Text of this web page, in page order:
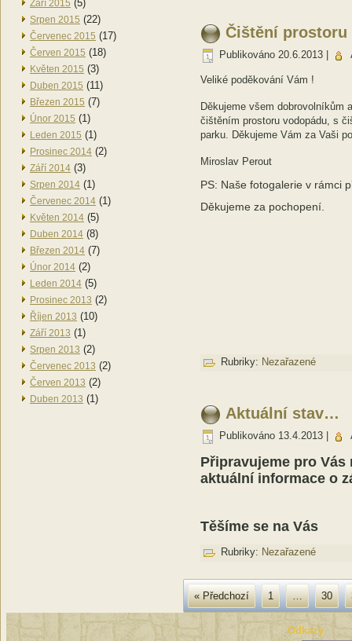
Září 2015 (5)
Srpen 2015 (22)
Červenec 2015 (17)
Červen 2015 (18)
Květen 2015 (3)
Duben 2015 (11)
Březen 2015 (7)
Únor 2015 (1)
Leden 2015 (1)
Prosinec 2014 (2)
Září 2014 (3)
Srpen 2014 (1)
Červenec 2014 (1)
Květen 2014 (5)
Duben 2014 (8)
Březen 2014 (7)
Únor 2014 (2)
Leden 2014 (5)
Prosinec 2013 (2)
Říjen 2013 (10)
Září 2013 (1)
Srpen 2013 (2)
Červenec 2013 (2)
Červen 2013 (2)
Duben 2013 (1)
Čištění prostoru
Publikováno 20.6.2013
Veliké poděkování Vám !
Děkujeme všem
čištěním prostoru vodopádu, s
parku. Děkujeme Vám za Vaši
Miroslav Perout
PS: Naše fotogalerie v rámci
Děkujeme za pochopení.
Rubriky: Nezařazené
Aktuální stav…
Publikováno 13.4.2013
Připravujeme pro
aktuální informace o
Těšíme se na Vás
Rubriky: Nezařazené
« Předchozí 1 … 30
Odkazy